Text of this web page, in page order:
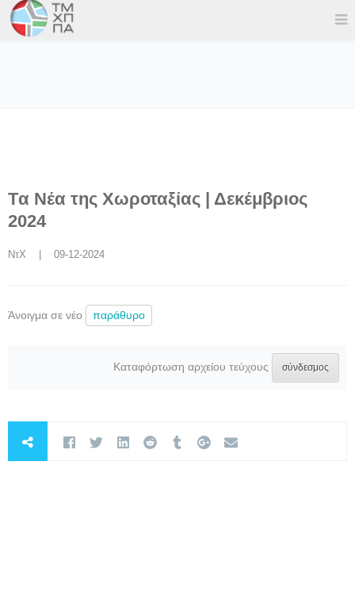
Tα Νέα της Χωροταξίας | Δεκέμβριος
2024
ΝτΧ
    |    09-12-2024
Άνοιγμα σε νέο παράθυρο
Καταφόρτωση αρχείου τεύχους σύνδεσμος